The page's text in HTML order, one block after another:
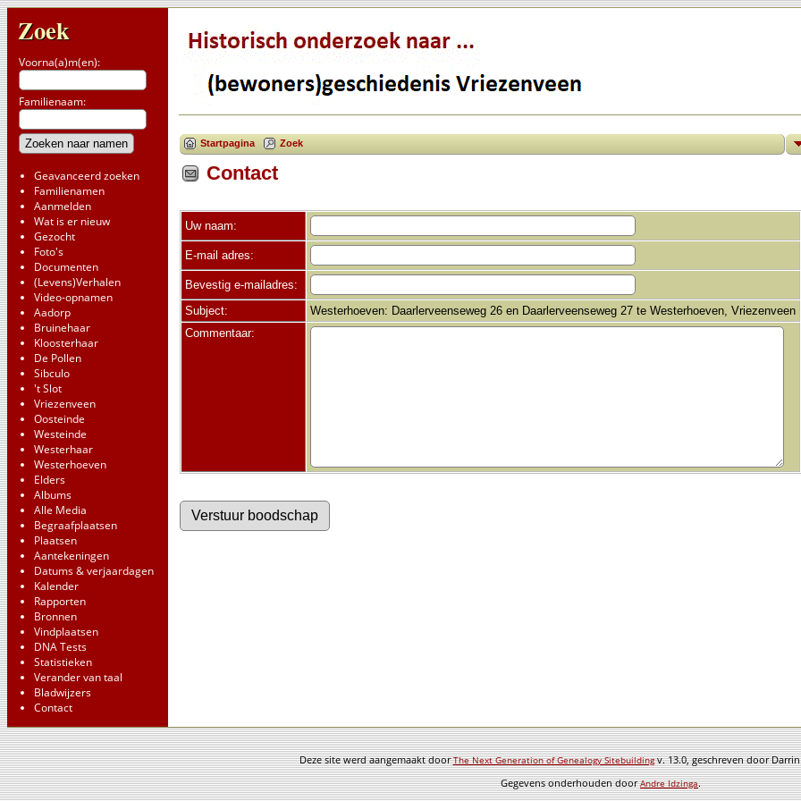
Zoek
Voorna(a)m(en):
Familienaam:
Geavanceerd zoeken
Familienamen
Aanmelden
Wat is er nieuw
Gezocht
Foto's
Documenten
(Levens)Verhalen
Video-opnamen
Aadorp
Bruinehaar
Kloosterhaar
De Pollen
Sibculo
't Slot
Vriezenveen
Oosteinde
Westeinde
Westerhaar
Westerhoeven
Elders
Albums
Alle Media
Begraafplaatsen
Plaatsen
Aantekeningen
Datums & verjaardagen
Kalender
Rapporten
Bronnen
Vindplaatsen
DNA Tests
Statistieken
Verander van taal
Bladwijzers
Contact
Startpagina Zoek
Contact
Uw naam:
E-mail adres:
Bevestig e-mailadres:
Subject:
Westerhoeven: Daarlerveenseweg 26 en Daarlerveenseweg 27 te Westerhoeven, Vriezenveen
Commentaar:
Deze site werd aangemaakt doorThe Next Generation of Genealogy Sitebuildingv. 13.0, geschreven door
Gegevens onderhouden doorAndre Idzinga.